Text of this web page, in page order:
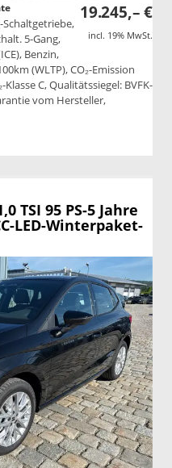
19.245,– €
incl. 19% MwSt.
Schaltgetriebe,
5-Gang,
Benzin,
(WLTP), CO₂-Emission
C, Qualitätssiegel: BVFK-
vom Hersteller,
drucken
TSI 95 PS-5 Jahre
LED-Winterpaket-